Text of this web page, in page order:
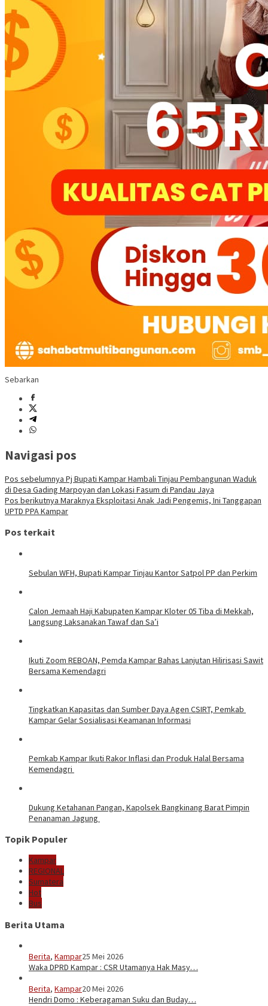
Sebarkan
Navigasi pos
Pos sebelumnya Pj Bupati Kampar Hambali Tinjau Pembangunan Waduk
di Desa Gading Marpoyan dan Lokasi Fasum di Pandau Jaya
Pos berikutnya Maraknya Eksploitasi Anak Jadi Pengemis, Ini Tanggapan
UPTD PPA Kampar
Pos terkait
Sebulan WFH, Bupati Kampar Tinjau Kantor Satpol PP dan Perkim
Calon Jemaah Haji Kabupaten Kampar Kloter 05 Tiba di Mekkah,
Langsung Laksanakan Tawaf dan Sa’i
Ikuti Zoom REBOAN, Pemda Kampar Bahas Lanjutan Hilirisasi Sawit
Bersama Kemendagri
Tingkatkan Kapasitas dan Sumber Daya Agen CSIRT, Pemkab
Kampar Gelar Sosialisasi Keamanan Informasi
Pemkab Kampar Ikuti Rakor Inflasi dan Produk Halal Bersama
Kemendagri
Dukung Ketahanan Pangan, Kapolsek Bangkinang Barat Pimpin
Penanaman Jagung
Topik Populer
Kampar
REGIONAL
Sumatera
Hot
Bus
Berita Utama
Berita, Kampar25 Mei 2026
Waka DPRD Kampar : CSR Utamanya Hak Masy…
Berita, Kampar20 Mei 2026
Hendri Domo : Keberagaman Suku dan Buday…